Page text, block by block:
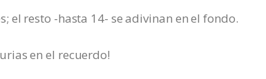
el resto -hasta 14- se adivinan en el fondo.
en el recuerdo!